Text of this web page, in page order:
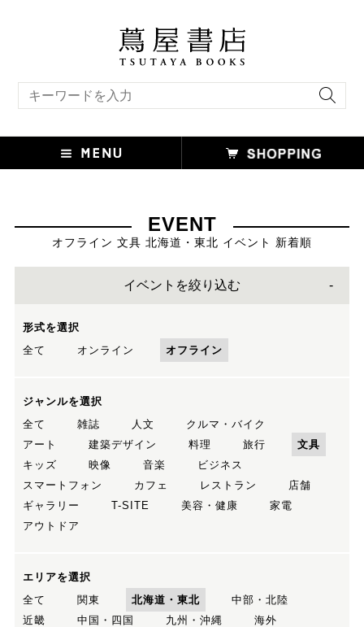
EVENT
オフライン 文具 北海道・東北 イベント 新着順
イベントを絞り込む
形式を選択
全て
オンライン オフライン
ジャンルを選択
全て
雑誌 人文
クルマ・バイク
アート
建築デザイン 料理 旅行
文具
キッズ
映像 音楽
ビジネス
スマートフォン
カフェ レストラン
店舗
ギャラリー
T-SITE 美容・健康
家電
アウトドア
エリアを選択
全て
関東 北海道・東北
中部・北陸
近畿
中国・四国 九州・沖縄 海外